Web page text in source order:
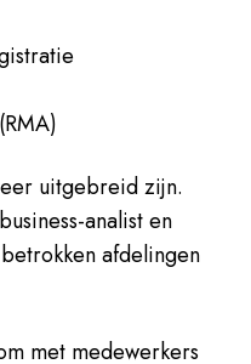
uitgebreid zijn.
analist en
afdelingen
met medewerkers